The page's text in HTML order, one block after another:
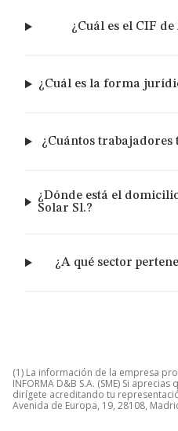
¿Cuál es el CIF
¿Cuál es la forma
¿Cuántos trabajadores
¿Dónde está el
Solar Sl.?
¿A qué sector
(1) La información de la empresa
INFORMA D&B S.A. (SME) Si
dirígete acreditando tu
Avenida de Europa, 19, 28108,